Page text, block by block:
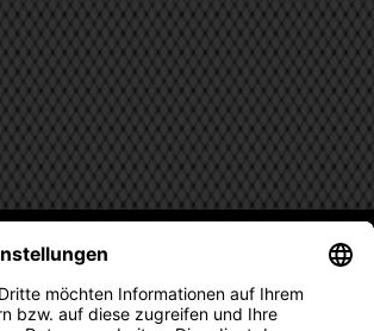
KOSTENLOSEN DHB-FANSHOP
VERPASSEN SIE KEINE NEUIGKEIT ODER